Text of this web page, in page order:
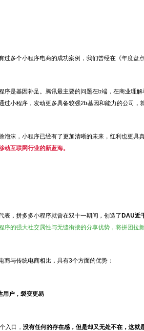
过多个小程序电商的成功案例，我们曾经在《年度盘
序是基因补足。腾讯最主要的问题在b端，在商业理
过小程序，发动更多具备较强2b基因和能力的公司，
泡沫，小程序已经有了更加清晰的未来，红利也更具
动互联网行业的新蓝海。
表，拼多多小程序就曾在双十一期间，创造了 DAU近
序的强大社交属性与无缝衔接的分享优势，将拼团拉
商与传统电商相比，具有3个方面的优势：
用户，裂变更易
入口， 没有任何的存在感，但是却又无处不在，这就